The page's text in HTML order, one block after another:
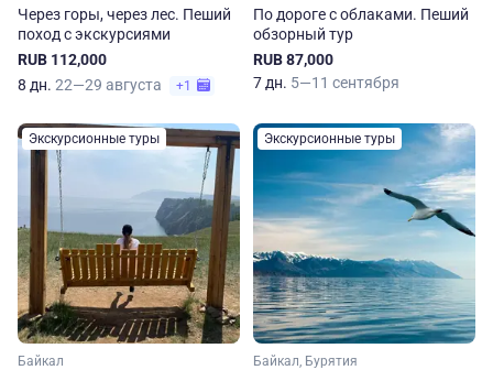
Через горы, через лес. Пеший
поход с экскурсиями
RUB 112,000
8 дн. 22—29 августа +1
По дороге с облаками. Пеший
обзорный тур
RUB 87,000
7 дн. 5—11 сентября
Экскурсионные туры
Байкал
Экскурсионные туры
Байкал, Бурятия